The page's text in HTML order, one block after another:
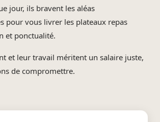
jour, ils bravent les aléas
pour vous livrer les plateaux repas
et ponctualité.
et leur travail méritent un salaire juste,
de compromettre.